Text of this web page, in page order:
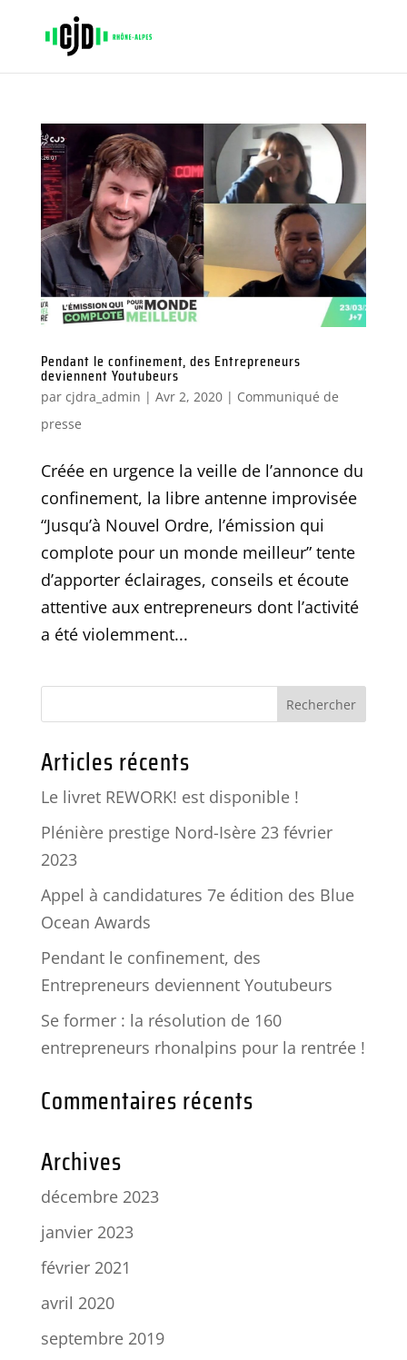
Pendant le confinement, des Entrepreneurs
deviennent Youtubeurs
par cjdra_admin | Avr 2, 2020| Communiqué de
presse
Créée en urgence la veille de l’annonce du
confinement, la libre antenne improvisée
“Jusqu’à Nouvel Ordre, l’émission qui
complote pour un monde meilleur” tente
d’apporter éclairages, conseils et écoute
attentive aux entrepreneurs dont l’activité
a été violemment...
Articles récents
Le livret REWORK! est disponible !
Plénière prestige Nord-Isère 23 février
2023
Appel à candidatures 7e édition des Blue
Ocean Awards
Pendant le confinement, des
Entrepreneurs deviennent Youtubeurs
Se former : la résolution de 160
entrepreneurs rhonalpins pour la rentrée !
Commentaires récents
Archives
décembre 2023
janvier 2023
février 2021
avril 2020
septembre 2019